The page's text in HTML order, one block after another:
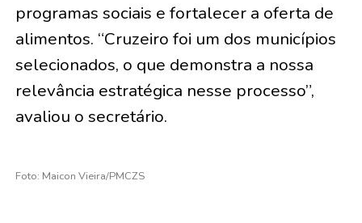
programas sociais e fortalecer a oferta de
alimentos. “Cruzeiro foi um dos municípios
selecionados, o que demonstra a nossa
relevância estratégica nesse processo”,
avaliou o secretário.
Foto: Maicon Vieira/PMCZS